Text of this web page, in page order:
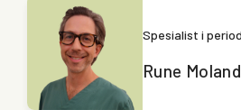
Spesialist i
Rune